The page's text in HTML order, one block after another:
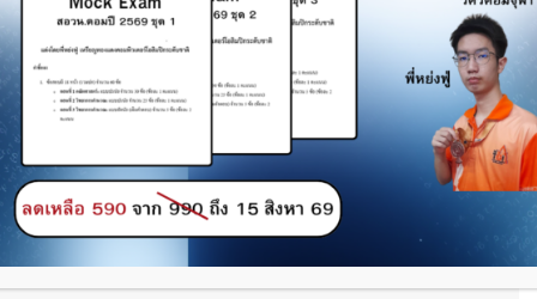
ไม่มีสินค้าในตะกร้า
กลับสู่หน้าร้านค้า